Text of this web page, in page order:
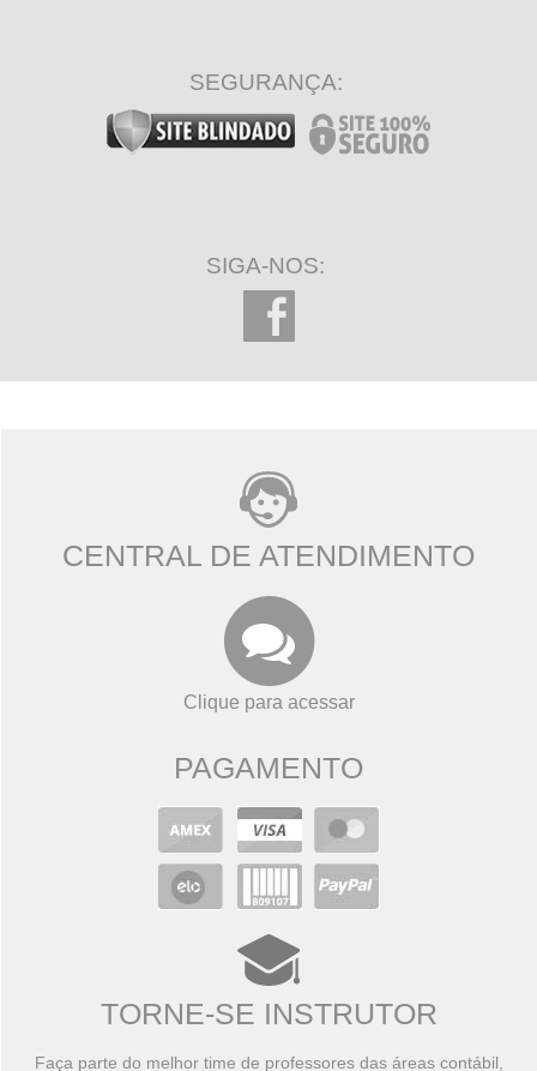
SEGURANÇA:
SIGA-NOS:
CENTRAL DE ATENDIMENTO
Clique para acessar
PAGAMENTO
TORNE-SE INSTRUTOR
Faça parte do melhor time de professores das áreas contábil,